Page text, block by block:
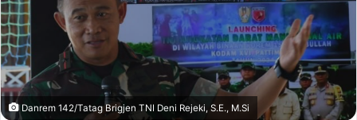
Danrem 142/Tatag Brigjen TNI Deni Rejeki, S.E., M.Si